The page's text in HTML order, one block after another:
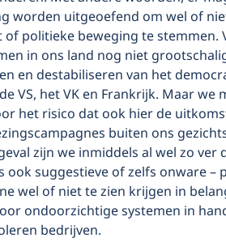
worden uitgeoefend om wel of
of politieke beweging te stemmen.
in ons land nog niet
en destabiliseren van het
VS, het VK en Frankrijk. Maar we
het risico dat ook hier de
buiten ons
zijn we inmiddels al wel zo ver
ook suggestieve of zelfs onware –
wel of niet te zien krijgen in
ondoorzichtige systemen in
bedrijven.